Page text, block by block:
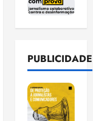
PUBLICIDADE